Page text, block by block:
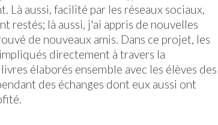
Là aussi, facilité par les réseaux sociaux,
restés; là aussi, j'ai appris de nouvelles
de nouveaux amis. Dans ce projet, les
directement à travers la
élaborés ensemble avec les élèves des
des échanges dont eux aussi ont